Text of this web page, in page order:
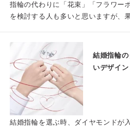
指輪の代わりに「花束」「フラワー
を検討する人も多いと思いますが、
結婚指輪
いデザイ
結婚指輪を選ぶ時、ダイヤモンドが